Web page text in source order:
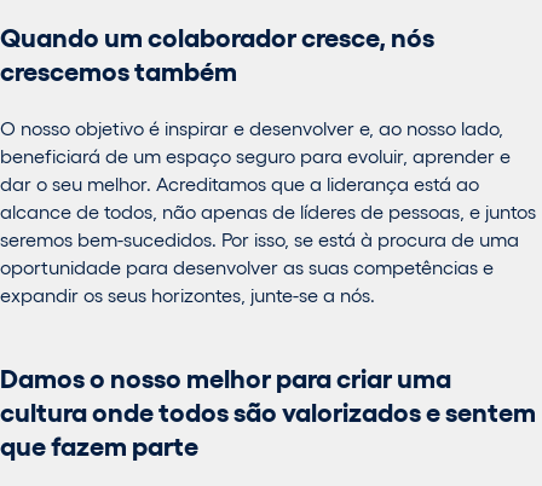
Quando um colaborador cresce, nós
crescemos também
O nosso objetivo é inspirar e desenvolver e, ao nosso lado,
beneficiará de um espaço seguro para evoluir, aprender e
dar o seu melhor. Acreditamos que a liderança está ao
alcance de todos, não apenas de líderes de pessoas, e juntos
seremos bem-sucedidos. Por isso, se está à procura de uma
oportunidade para desenvolver as suas competências e
expandir os seus horizontes, junte-se a nós.
Damos o nosso melhor para criar uma
cultura onde todos são valorizados e sentem
que fazem parte